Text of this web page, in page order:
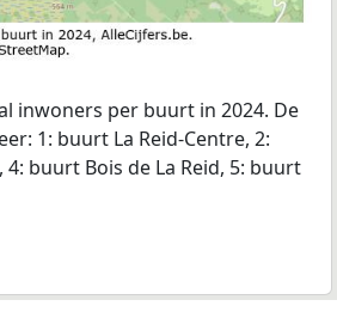
inwoners per buurt in 2024. De
1: buurt La Reid-Centre, 2:
buurt Bois de La Reid, 5: buurt